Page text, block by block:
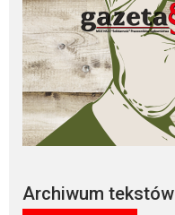
Archiwum tekstów